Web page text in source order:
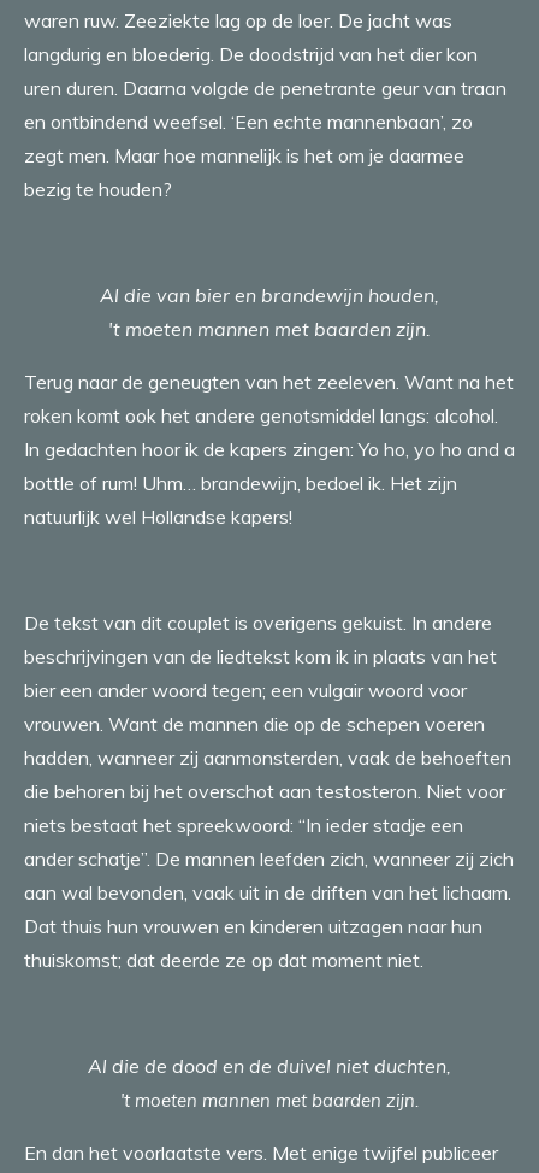
waren ruw. Zeeziekte lag op de loer. De jacht was
langdurig en bloederig. De doodstrijd van het dier kon
uren duren. Daarna volgde de penetrante geur van traan
en ontbindend weefsel. ‘Een echte mannenbaan’, zo
zegt men. Maar hoe mannelijk is het om je daarmee
bezig te houden?
Al die van bier en brandewijn houden,
't moeten mannen met baarden zijn.
Terug naar de geneugten van het zeeleven. Want na het
roken komt ook het andere genotsmiddel langs: alcohol.
In gedachten hoor ik de kapers zingen: Yo ho, yo ho and a
bottle of rum! Uhm… brandewijn, bedoel ik. Het zijn
natuurlijk wel Hollandse kapers!
De tekst van dit couplet is overigens gekuist. In andere
beschrijvingen van de liedtekst kom ik in plaats van het
bier een ander woord tegen; een vulgair woord voor
vrouwen. Want de mannen die op de schepen voeren
hadden, wanneer zij aanmonsterden, vaak de behoeften
die behoren bij het overschot aan testosteron. Niet voor
niets bestaat het spreekwoord: “In ieder stadje een
ander schatje”. De mannen leefden zich, wanneer zij zich
aan wal bevonden, vaak uit in de driften van het lichaam.
Dat thuis hun vrouwen en kinderen uitzagen naar hun
thuiskomst; dat deerde ze op dat moment niet.
Al die de dood en de duivel niet duchten,
't moeten mannen met baarden zijn.
En dan het voorlaatste vers. Met enige twijfel publiceer